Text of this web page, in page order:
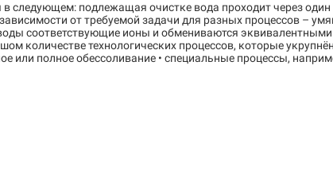
следующем: подлежащая очистке вода проходит через
от требуемой задачи для разных процессов –
соответствующие ионы и обмениваются
количестве технологических процессов, которые
или полное обессоливание • специальные процессы,